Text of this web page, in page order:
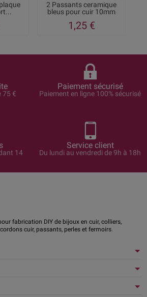
2 Passants ceramique
bleus pour cuir 10mm
1,25 €
75 €
Paiement sécurisé
Paiement en ligne 100% sécurisé
14
Service client
Du lundi au vendredi de 9h à 18h
fabrication DIY de bijoux en cuir, colliers,
cuir, passants, perles et fermoirs.